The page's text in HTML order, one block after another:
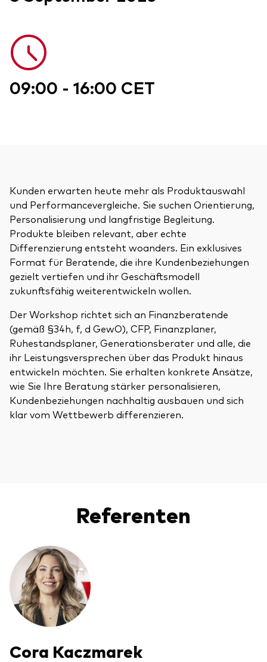
Benchmark-Anbieter
Vanguard Produkte kaufen
Ressourcen
Marktvolatilität
Research
Betrugsprävention
09:00 - 16:00 CET
Kunden erwarten heute mehr als Produktauswahl
und Performancevergleiche. Sie suchen Orientierung,
Personalisierung und langfristige Begleitung.
Produkte bleiben relevant, aber echte
Differenzierung entsteht woanders. Ein exklusives
Format für Beratende, die ihre Kundenbeziehungen
gezielt vertiefen und ihr Geschäftsmodell
zukunftsfähig weiterentwickeln wollen.
Der Workshop richtet sich an Finanzberatende
(gemäß §34h, f, d GewO), CFP, Finanzplaner,
Ruhestandsplaner, Generationsberater und alle, die
ihr Leistungsversprechen über das Produkt hinaus
entwickeln möchten. Sie erhalten konkrete Ansätze,
wie Sie Ihre Beratung stärker personalisieren,
Kundenbeziehungen nachhaltig ausbauen und sich
klar vom Wettbewerb differenzieren.
Referenten
Cora Kaczmarek